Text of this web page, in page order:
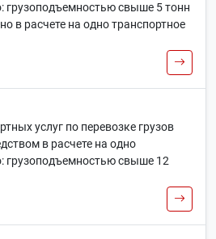
грузоподъемностью свыше 5 тонн
в расчете на одно транспортное
услуг по перевозке грузов
в расчете на одно
грузоподъемностью свыше 12